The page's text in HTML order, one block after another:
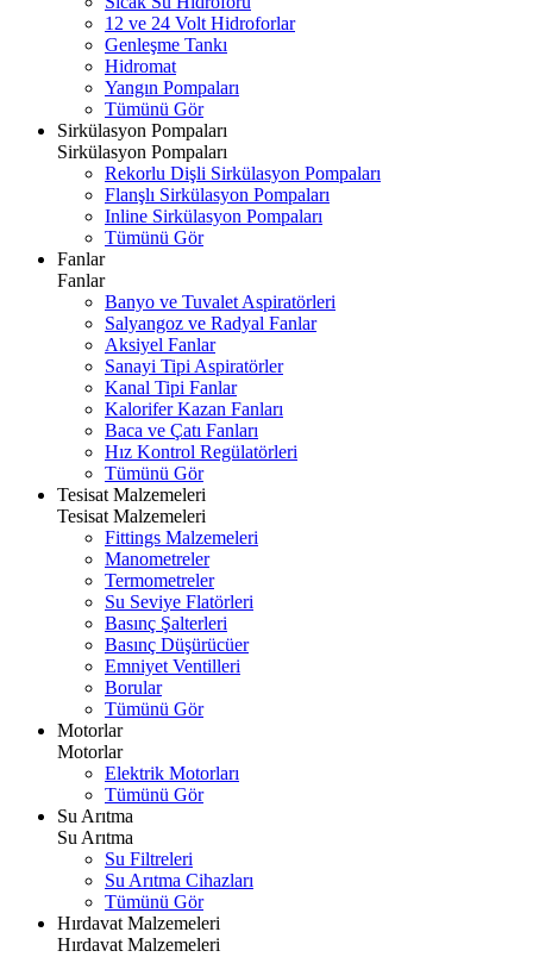
12 ve 24 Volt Hidroforlar
Genleşme Tankı
Hidromat
Yangın Pompaları
Tümünü Gör
Sirkülasyon Pompaları
Sirkülasyon Pompaları
Rekorlu Dişli Sirkülasyon Pompaları
Flanşlı Sirkülasyon Pompaları
Inline Sirkülasyon Pompaları
Tümünü Gör
Fanlar
Fanlar
Banyo ve Tuvalet Aspiratörleri
Salyangoz ve Radyal Fanlar
Aksiyel Fanlar
Sanayi Tipi Aspiratörler
Kanal Tipi Fanlar
Kalorifer Kazan Fanları
Baca ve Çatı Fanları
Hız Kontrol Regülatörleri
Tümünü Gör
Tesisat Malzemeleri
Tesisat Malzemeleri
Fittings Malzemeleri
Manometreler
Termometreler
Su Seviye Flatörleri
Basınç Şalterleri
Basınç Düşürücüer
Emniyet Ventilleri
Borular
Tümünü Gör
Motorlar
Motorlar
Elektrik Motorları
Tümünü Gör
Su Arıtma
Su Arıtma
Su Filtreleri
Su Arıtma Cihazları
Tümünü Gör
Hırdavat Malzemeleri
Hırdavat Malzemeleri